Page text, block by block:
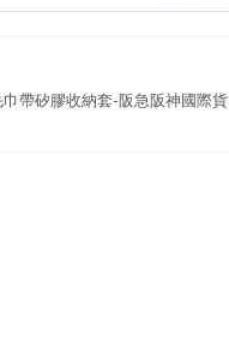
帶矽膠收納套-阪急阪神國際貨